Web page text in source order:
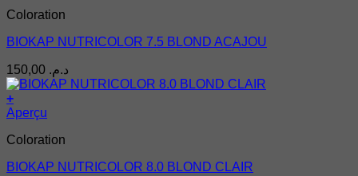
Coloration
BIOKAP NUTRICOLOR 7.5 BLOND ACAJOU
د.م.
+
Aperçu
Coloration
BIOKAP NUTRICOLOR 8.0 BLOND CLAIR